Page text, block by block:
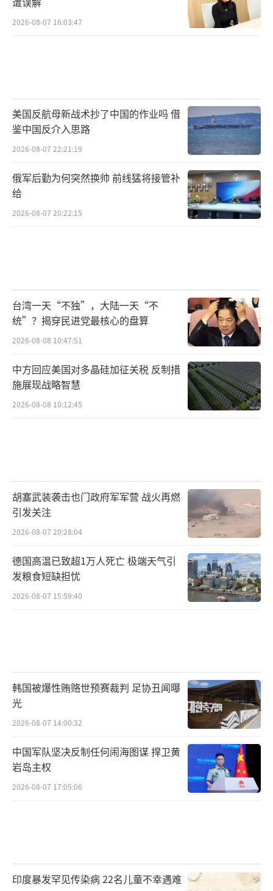
2026-08-07 16:03:47
美国反航母新战术抄了中国的作业吗 借
鉴中国反介入思路
2026-08-07 22:21:19
俄军后勤为何突然换帅 前线猛将接管补
给
2026-08-07 20:22:15
台湾一天“不独”，大陆一天“不
统”？揭穿民进党最核心的盘算
2026-08-08 10:47:51
中方回应美国对多晶硅加征关税 反制措
施展现战略智慧
2026-08-08 10:12:45
胡塞武装袭击也门政府军军营 战火再燃
引发关注
2026-08-07 20:28:04
德国高温已致超1万人死亡 极端天气引
发粮食短缺担忧
2026-08-07 15:59:40
韩国被爆性贿赂世预赛裁判 足协丑闻曝
光
2026-08-07 14:00:32
中国军队坚决反制任何闹海图谋 捍卫黄
岩岛主权
2026-08-07 17:05:06
印度暴发罕见传染病 22名儿童不幸遇难